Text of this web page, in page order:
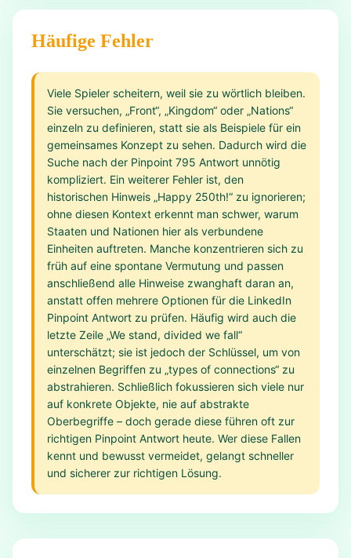
Häufige Fehler
Viele Spieler scheitern, weil sie zu wörtlich bleiben.
Sie versuchen, „Front“, „Kingdom“ oder „Nations“
einzeln zu definieren, statt sie als Beispiele für ein
gemeinsames Konzept zu sehen. Dadurch wird die
Suche nach der Pinpoint 795 Antwort unnötig
kompliziert. Ein weiterer Fehler ist, den
historischen Hinweis „Happy 250th!“ zu ignorieren;
ohne diesen Kontext erkennt man schwer, warum
Staaten und Nationen hier als verbundene
Einheiten auftreten. Manche konzentrieren sich zu
früh auf eine spontane Vermutung und passen
anschließend alle Hinweise zwanghaft daran an,
anstatt offen mehrere Optionen für die LinkedIn
Pinpoint Antwort zu prüfen. Häufig wird auch die
letzte Zeile „We stand, divided we fall“
unterschätzt; sie ist jedoch der Schlüssel, um von
einzelnen Begriffen zu „types of connections“ zu
abstrahieren. Schließlich fokussieren sich viele nur
auf konkrete Objekte, nie auf abstrakte
Oberbegriffe – doch gerade diese führen oft zur
richtigen Pinpoint Antwort heute. Wer diese Fallen
kennt und bewusst vermeidet, gelangt schneller
und sicherer zur richtigen Lösung.